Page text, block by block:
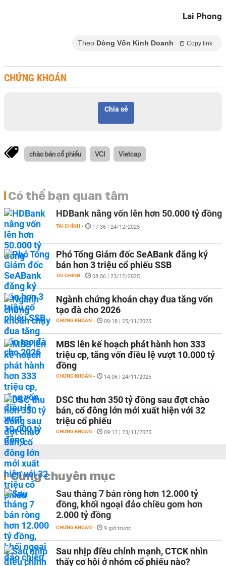
Lai Phong
Theo Dòng Vốn Kinh Doanh Copy link
CHỨNG KHOÁN
Chia sẻ
chào bán cổ phiếu VCI Vietcap
Có thể bạn quan tâm
HDBank nâng vốn lên hơn 50.000 tỷ đồng
TÀI CHÍNH - 17:36 | 24/12/2025
Phó Tổng Giám đốc SeABank đăng ký
bán hơn 3 triệu cổ phiếu SSB
TÀI CHÍNH - 08:06 | 23/12/2025
Ngành chứng khoán chạy đua tăng vốn
tạo đà cho 2026
CHỨNG KHOÁN - 09:18 | 25/11/2025
MBS lên kế hoạch phát hành hơn 333
triệu cp, tăng vốn điều lệ vượt 10.000 tỷ
đồng
CHỨNG KHOÁN - 14:06 | 24/11/2025
DSC thu hơn 350 tỷ đồng sau đợt chào
bán, cổ đông lớn mới xuất hiện với 32
triệu cổ phiếu
CHỨNG KHOÁN - 09:12 | 23/11/2025
Cùng chuyên mục
Sau tháng 7 bán ròng hơn 12.000 tỷ
đồng, khối ngoại đảo chiều gom hơn
2.000 tỷ đồng
CHỨNG KHOÁN - 9 giờ trước
Sau nhịp điều chỉnh mạnh, CTCK nhìn
thấy cơ hội ở nhóm cổ phiếu nào?